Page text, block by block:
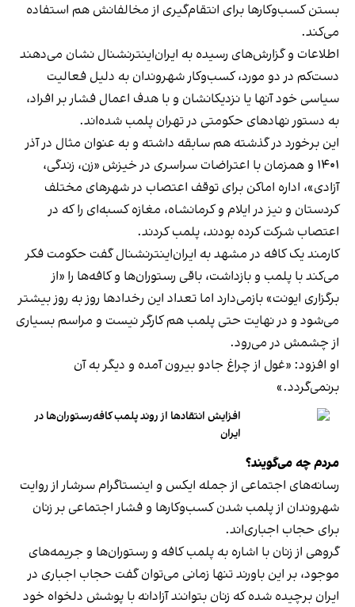
بستن کسب‌وکارها برای انتقام‌گیری از مخالفانش هم استفاده
می‌کند.
اطلاعات و گزارش‌های رسیده به ایران‌اینترنشنال نشان می‌دهند
دست‌کم در دو مورد، کسب‌وکار شهروندان به دلیل فعالیت
سیاسی خود آنها یا نزدیکانشان و با هدف اعمال فشار بر افراد،
به دستور نهادهای حکومتی در تهران پلمب شده‌اند.
این برخورد در گذشته هم سابقه داشته و به عنوان مثال در آذر
۱۴۰۱ و همزمان با اعتراضات سراسری در خیزش «زن، زندگی،
آزادی»، اداره اماکن برای توقف اعتصاب در شهرهای مختلف
کردستان و نیز در ایلام و کرمانشاه، مغازه کسبه‌ای را که در
اعتصاب شرکت کرده بودند، پلمب کردند.
کارمند یک کافه در مشهد به ایران‌اینترنشنال گفت حکومت فکر
می‌کند با پلمب و بازداشت، باقی رستوران‌ها و کافه‌ها را «از
برگزاری ایونت» بازمی‌دارد اما تعداد این رخدادها روز به روز بیشتر
می‌شود و در نهایت حتی پلمب هم کارگر نیست و مراسم بسیاری
از چشمش در می‌رود.
او افزود: «غول از چراغ جادو بیرون آمده و دیگر به آن
برنمی‎‌گردد.»
افزایش انتقادها از روند پلمب کافه‌رستوران‌ها در
ایران
مردم چه می‌گویند؟
رسانه‎‌های اجتماعی از جمله ایکس و اینستاگرام سرشار از روایت
شهروندان از پلمب شدن کسب‌وکارها و فشار اجتماعی بر زنان
برای حجاب اجباری‌اند.
گروهی از زنان با اشاره به پلمب کافه و رستوران‌ها و جریمه‌های
موجود، بر این باورند تنها زمانی می‌توان گفت حجاب اجباری در
ایران برچیده شده که زنان بتوانند آزادانه با پوشش دلخواه خود